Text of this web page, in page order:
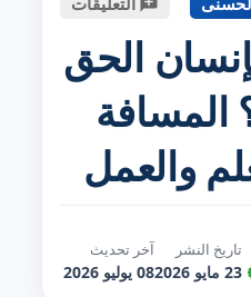
الحق
المسافة
والعمل
تاريخ النشر
23 مايو 2026
آخر تحديث
08 يوليو 2026